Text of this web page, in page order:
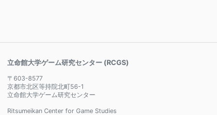
立命館大学ゲーム研究センター (RCGS)
〒603-8577
京都市北区等持院北町56-1
立命館大学ゲーム研究センター
Ritsumeikan Center for Game Studies